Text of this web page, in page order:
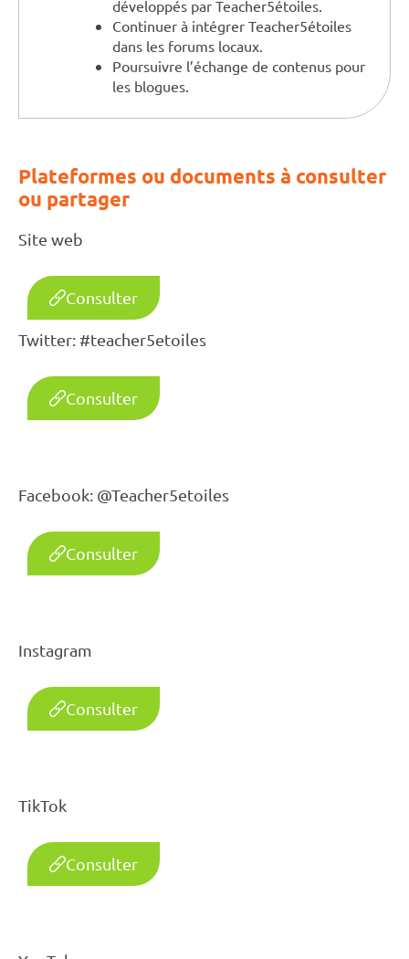
développés par Teacher5étoiles.
Continuer à intégrer Teacher5étoiles
dans les forums locaux.
Poursuivre l’échange de contenus pour
les blogues.
Plateformes ou documents à consulter
ou partager
Site web
Consulter
Twitter: #teacher5etoiles
Consulter
Facebook: @Teacher5etoiles
Consulter
Instagram
Consulter
TikTok
Consulter